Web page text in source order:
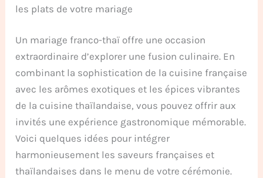
les plats de votre mariage
Un mariage franco-thaï offre une occasion
extraordinaire d’explorer une fusion culinaire. En
combinant la sophistication de la cuisine française
avec les arômes exotiques et les épices vibrantes
de la cuisine thaïlandaise, vous pouvez offrir aux
invités une expérience gastronomique mémorable.
Voici quelques idées pour intégrer
harmonieusement les saveurs françaises et
thaïlandaises dans le menu de votre cérémonie.